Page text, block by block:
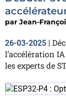
par Jean-
26-03-2025
l’accélération
les experts de